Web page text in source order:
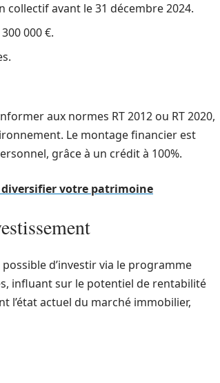
avant le 31 décembre 2024.
000 €.
aux normes RT 2012 ou RT 2020,
Le montage financier est
grâce à un crédit à 100%.
diversifier votre patrimoine
d’investir via le programme
influant sur le potentiel de rentabilité
l’état actuel du marché immobilier,